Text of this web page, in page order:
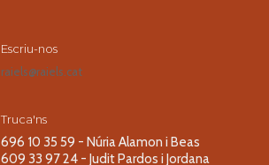
Escriu-nos
raiels@raiels.cat
Truca'ns
696 10 35 59 - Núria Alamon i Beas
609 33 97 24 - Judit Pardos i Jordana